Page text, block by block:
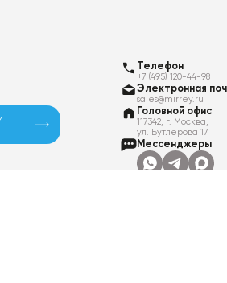
Телефон
+7 (495) 120-44-98
Электронная
sales@mirrey.ru
Головной офис
117342, г. Москва,
ул. Бутлерова 17
Мессенджеры